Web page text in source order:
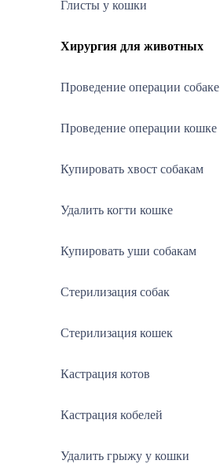
Глисты у кошки
Хирургия для животных
Проведение операции собаке
Проведение операции кошке
Купировать хвост собакам
Удалить когти кошке
Купировать уши собакам
Стерилизация собак
Стерилизация кошек
Кастрация котов
Кастрация кобелей
Удалить грыжу у кошки